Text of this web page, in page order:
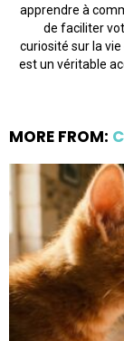
apprendre à
de faciliter
curiosité sur la
est un véritable
MORE FROM: